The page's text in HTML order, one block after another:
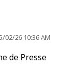
02/26 10:36 AM